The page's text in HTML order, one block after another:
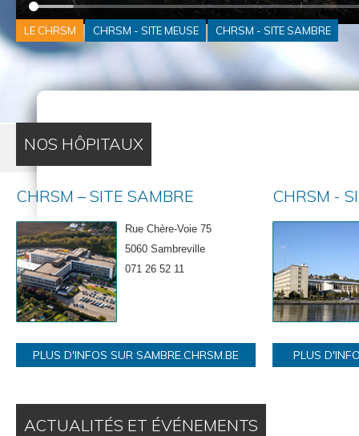
LE CHRSM CHRSM - SITE MEUSE CHRSM - SITE SAMBRE
NOS HÔPITAUX
CHRSM – SITE SAMBRE
Rue Chère-Voie 75
5060 Sambreville
071 26 52 11
PLUS D'INFOS SUR SAMBRE.CHRSM.BE
CHRSM -
PLUS
ACTUALITÉS ET ÉVÉNEMENTS